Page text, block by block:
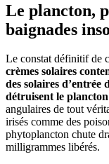
Le plancton,
baignades
Le constat définitif de
crèmes solaires
des solaires d’entrée
détruisent le plancton
angulaires de tout
irisés comme des
phytoplancton chute
milligrammes libérés.